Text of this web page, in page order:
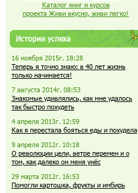
Каталог книг и курсов
проекта Живи вкусно, живи легко!
Истории успеха
16 ноября 2015г. 18:28
Теперь я точно знаю: в 40 лет жизнь
только начинается!
7 августа 2014г. 08:53
Знакомые удивлялись, как мне удалось
так быстро похудеть
4 апреля 2013г. 12:59
Как я перестала бояться еды и похудела
9 апреля 2012г. 10:18
О революции цели, ветре перемен и о
том, как далеко он меня унёс
29 марта 2012г. 16:53
Помогли картошка, фрукты и имбирь